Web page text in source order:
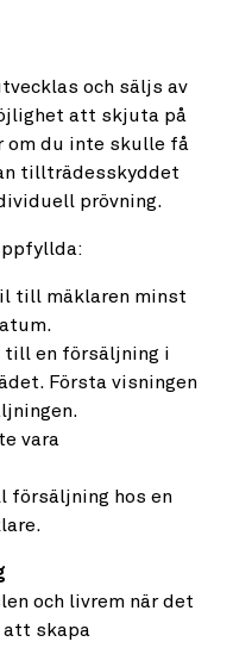
och säljs av
att skjuta på
du inte skulle få
tillträdesskyddet
prövning.
till mäklaren minst
till en försäljning i
Första visningen
vara
försäljning hos en
och livrem när det
att skapa